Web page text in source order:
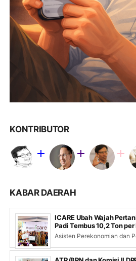
KONTRIBUTOR
KABAR DAERAH
ICARE Ubah Wajah
Padi Tembus 10,2 Ton
Asisten Perekonomian dan